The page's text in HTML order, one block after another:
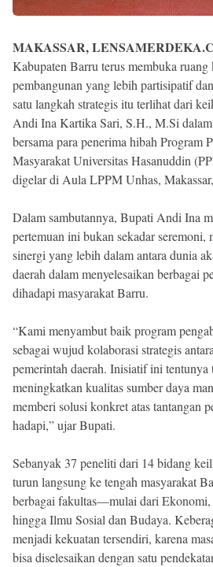
MAKASSAR,
Kabupaten Barru terus membuka ruang
pembangunan yang lebih partisipatif
satu langkah strategis itu terlihat dari
Andi Ina Kartika Sari, S.H., M.Si
bersama para penerima hibah Program
Masyarakat Universitas Hasanuddin
digelar di Aula LPPM Unhas,
Dalam sambutannya, Bupati Andi Ina
pertemuan ini bukan sekadar seremoni,
sinergi yang lebih dalam antara dunia
daerah dalam menyelesaikan berbagai
dihadapi masyarakat Barru.
“Kami menyambut baik program
sebagai wujud kolaborasi strategis
pemerintah daerah. Inisiatif ini tentunya
meningkatkan kualitas sumber daya
memberi solusi konkret atas tantangan
hadapi,” ujar Bupati.
Sebanyak 37 peneliti dari 14 bidang
turun langsung ke tengah masyarakat
berbagai fakultas—mulai dari Ekonomi,
hingga Ilmu Sosial dan Budaya.
menjadi kekuatan tersendiri, karena
bisa diselesaikan dengan satu